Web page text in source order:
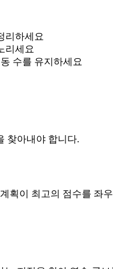
리하세요
리세요
수를 유지하세요
찾아내야 합니다.
획이 최고의 점수를 좌